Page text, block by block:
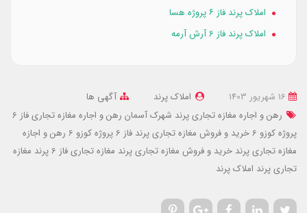
املاک پرند فاز ۶ پروژه هسا
املاک پرند فاز 6 آرش آرمه
املاک پرند
آگهی ها
رهن و اجاره مغازه تجاری پرند شهرک آسمان
رهن و اجاره مغازه تجاری فاز 6
پروژه کوزو 6
خرید و فروش مغازه تجاری پرند فاز 6 پروژه کوزو 6
رهن و اجازه
مغازه تجاری پرند خرید و فروش مغازه تجاری پرند مغازه تجاری فاز 6 پرند
مغازه
تجاری پرند املاک پرند